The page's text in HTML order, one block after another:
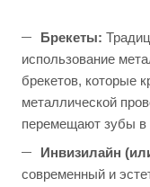
Брекеты:
использование
брекетов, которые
металлической
перемещают зубы в
Инвизилайн
современный и